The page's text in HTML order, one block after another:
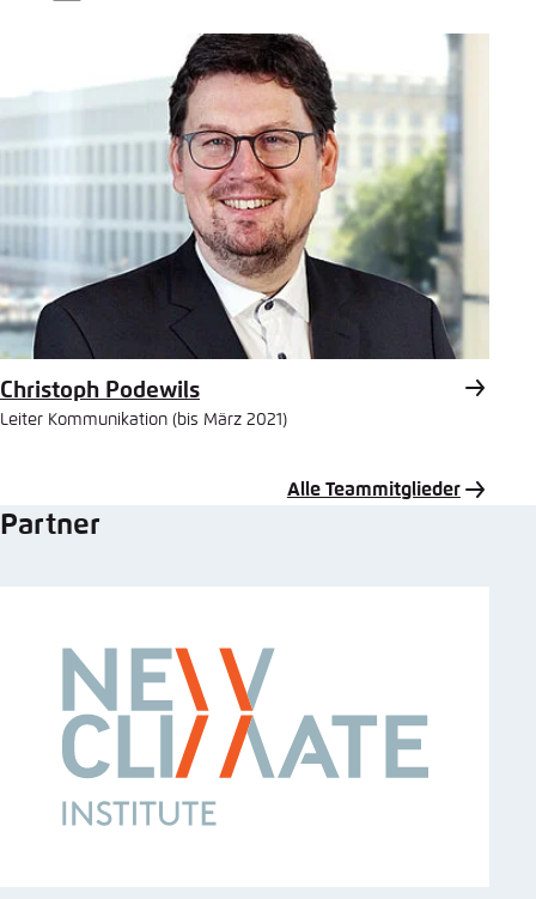
Christoph Podewils
Leiter Kommunikation (bis März 2021)
Alle Teammitglieder
Partner